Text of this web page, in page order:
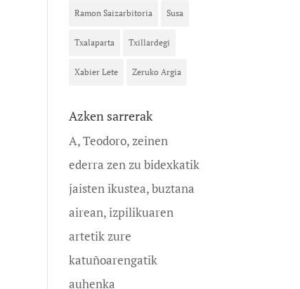
Ramon Saizarbitoria Susa
Txalaparta Txillardegi
Xabier Lete Zeruko Argia
Azken sarrerak
A, Teodoro, zeinen
ederra zen zu bidexkatik
jaisten ikustea, buztana
airean, izpilikuaren
artetik zure
katuñoarengatik
auhenka